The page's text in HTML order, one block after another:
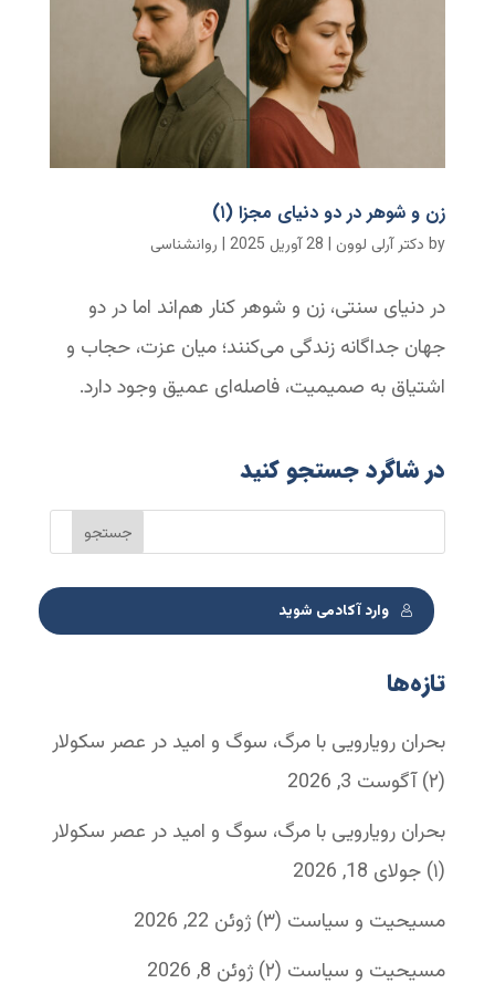
زن و شوهر در دو دنیای مجزا (۱)
by دکتر آرلی لوون | 28 آوریل 2025 | روانشناسی
در دنیای سنتی، زن و شوهر کنار هم‌اند اما در دو
جهان جداگانه زندگی می‌کنند؛ میان عزت، حجاب و
اشتیاق به صمیمیت، فاصله‌ای عمیق وجود دارد.
در شاگرد جستجو کنید
وارد آکادمی شوید
تازه‌ها
بحران رویارویی با مرگ، سوگ و امید در عصر سکولار
(۲)
آگوست 3, 2026
بحران رویارویی با مرگ، سوگ و امید در عصر سکولار
(۱) جولای 18, 2026
مسیحیت و سیاست (۳)
ژوئن 22, 2026
مسیحیت و سیاست (۲)
ژوئن 8, 2026